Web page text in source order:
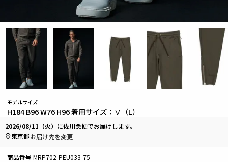
モデルサイズ
H184 B96 W76 H96 着用サイズ：Ⅴ（L）
商品番号 MRP702-PEU033-75
2026/08/11（火） に佐川急便でお届けします。
東京都お届け先を変更